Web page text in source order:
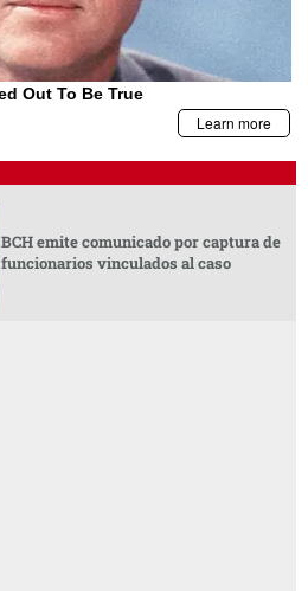
BCH emite comunicado por captura de
funcionarios vinculados al caso